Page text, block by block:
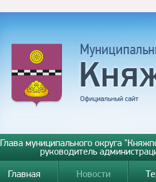
Глава муниципального округа
руководитель
Главная Новости